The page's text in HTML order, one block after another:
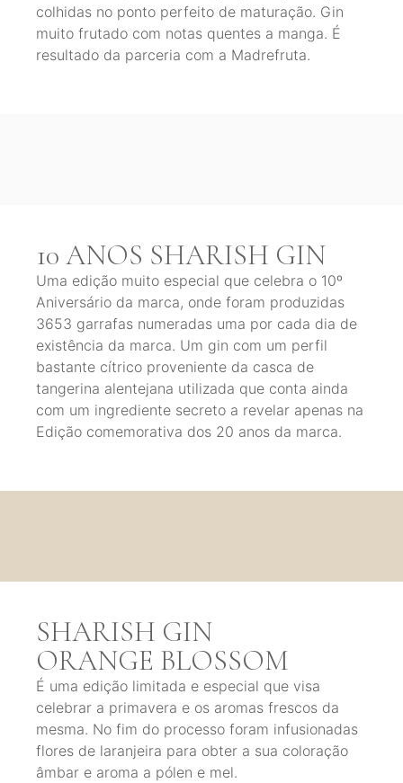
colhidas no ponto perfeito de maturação. Gin
muito frutado com notas quentes a manga. É
resultado da parceria com a Madrefruta.
10 ANOS SHARISH GIN
Uma edição muito especial que celebra o 10º
Aniversário da marca, onde foram produzidas
3653 garrafas numeradas uma por cada dia de
existência da marca. Um gin com um perfil
bastante cítrico proveniente da casca de
tangerina alentejana utilizada que conta ainda
com um ingrediente secreto a revelar apenas na
Edição comemorativa dos 20 anos da marca.
SHARISH GIN
ORANGE BLOSSOM
É uma edição limitada e especial que visa
celebrar a primavera e os aromas frescos da
mesma. No fim do processo foram infusionadas
flores de laranjeira para obter a sua coloração
âmbar e aroma a pólen e mel.